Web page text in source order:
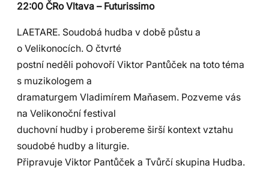
22:00 ČRo Vltava – Futurissimo
LAETARE. Soudobá hudba v době půstu a
o Velikonocích. O čtvrté
postní neděli pohovoří Viktor Pantůček na toto téma
s muzikologem a
dramaturgem Vladimírem Maňasem. Pozveme vás
na Velikonoční festival
duchovní hudby i probereme širší kontext vztahu
soudobé hudby a liturgie.
Připravuje Viktor Pantůček a Tvůrčí skupina Hudba.